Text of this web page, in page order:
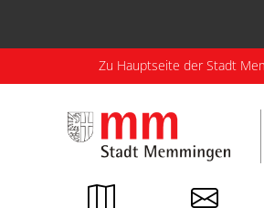
Zu Hauptseite der Stadt